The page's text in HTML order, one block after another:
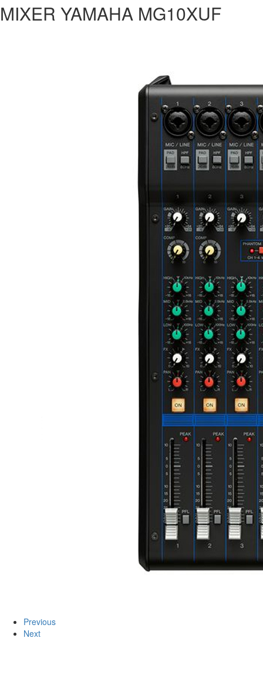
MIXER YAMAHA MG10XUF
Previous
Next